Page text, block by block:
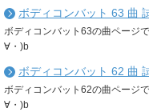
ボディコンバット 63 曲
ボディコンバット63の曲ページ
∀・)b
ボディコンバット 62 曲
ボディコンバット62の曲ページ
∀・)b